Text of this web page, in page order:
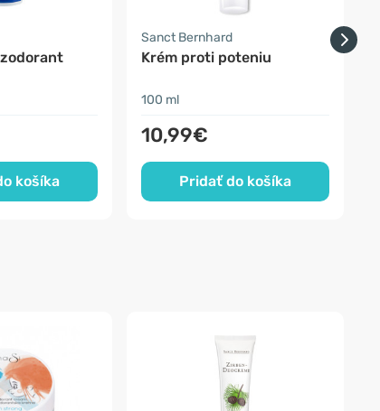
košíka
Sanct Bernhard
Krém proti poteniu
100 ml
10,99€
Pridať do košíka